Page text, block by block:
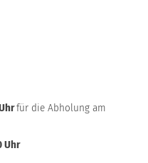
für die Abholung am
Uhr